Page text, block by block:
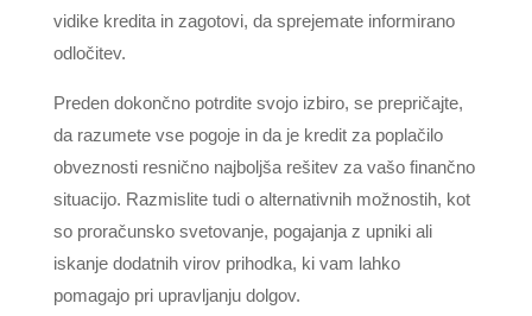
vidike kredita in zagotovi, da sprejemate informirano
odločitev.
Preden dokončno potrdite svojo izbiro, se prepričajte,
da razumete vse pogoje in da je kredit za poplačilo
obveznosti resnično najboljša rešitev za vašo finančno
situacijo. Razmislite tudi o alternativnih možnostih, kot
so proračunsko svetovanje, pogajanja z upniki ali
iskanje dodatnih virov prihodka, ki vam lahko
pomagajo pri upravljanju dolgov.